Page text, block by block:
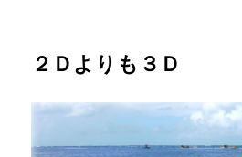
２Ｄよりも３Ｄ